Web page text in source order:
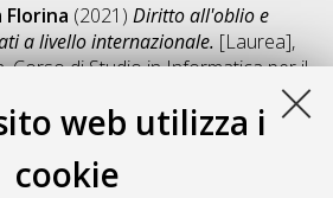
web utilizza i
cookie
Florina (2021)Diritto all'oblio e
a livello internazionale. [Laurea],
Corso di Studio inInformatica per il
, Documento full-text non disponibile
Condividi
per scelta dell'autore. (